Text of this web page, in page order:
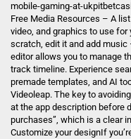
mobile-gaming-at-
Free Media Resources – A
video, and graphics to use
scratch, edit it and add
editor allows you to manage
track timeline. Experience
premade templates, and AI
Videoleap. The key to
at the app description before
purchases”, which is a clear
Customize your designIf